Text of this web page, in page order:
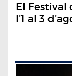
El Festival
l’1 al 3